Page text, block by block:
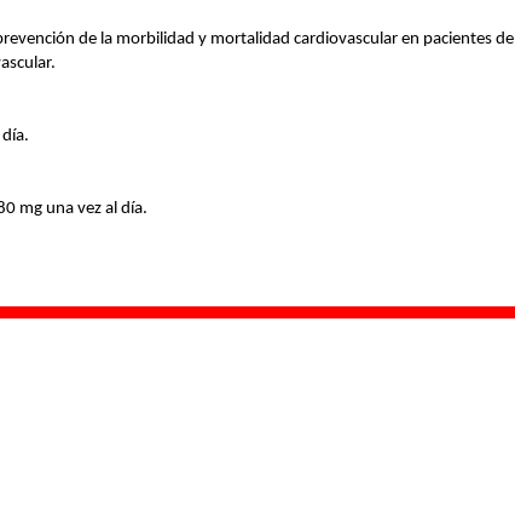
de la morbilidad y mortalidad cardiovascular en pacientes de
mg una vez al día.